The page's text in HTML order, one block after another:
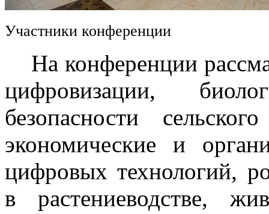
Участники конференции
На конференции
цифровизации,
безопасности
экономические и
цифровых технологий,
в растениеводстве,